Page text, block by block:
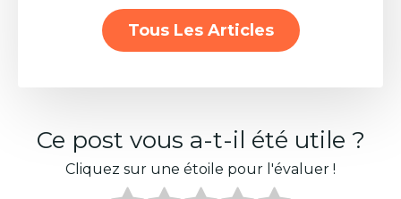
Tous Les Articles
Ce post vous a-t-il été utile ?
Cliquez sur une étoile pour l'évaluer !